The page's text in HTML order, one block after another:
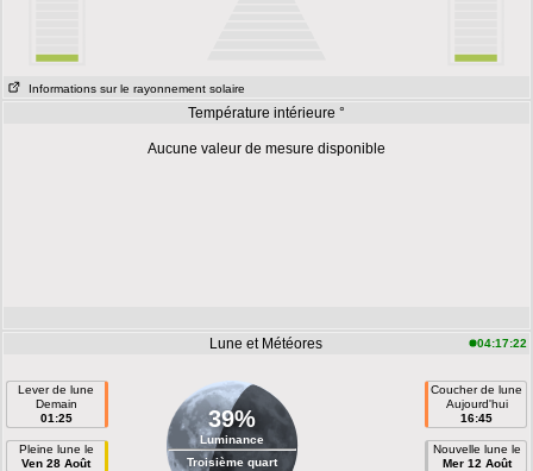
Informations sur le rayonnement solaire
Température intérieure °
Aucune valeur de mesure disponible
Lune et Météores 04:17:22
Lever de lune
Demain
01:25
Pleine lune le
Ven 28 Août
39%
Luminance
Troisième quart
Coucher de lune
Aujourd'hui
16:45
Nouvelle lune le
Mer 12 Août